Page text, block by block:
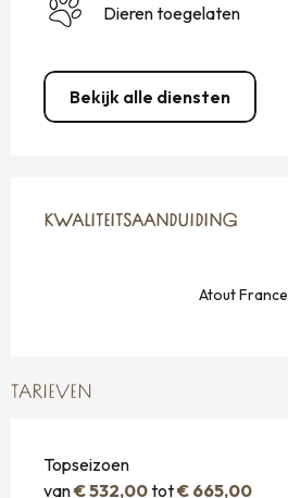
Dieren toegelaten
Bekijk alle diensten
KWALITEITSAANDUIDING
KWALITEITSAANDUIDING
Atout France
TARIEVEN
Topseizoen
van€ 532,00tot€ 665,00